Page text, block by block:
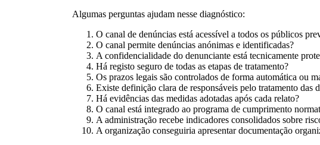
Algumas perguntas ajudam nesse diagnóstico:
O canal de denúncias está acessível a todos os públicos
O canal permite denúncias anónimas e identificadas?
A confidencialidade do denunciante está tecnicamente
Há registo seguro de todas as etapas de tratamento?
Os prazos legais são controlados de forma automática ou
Existe definição clara de responsáveis pelo tratamento das
Há evidências das medidas adotadas após cada relato?
O canal está integrado ao programa de cumprimento
A administração recebe indicadores consolidados sobre
A organização conseguiria apresentar documentação